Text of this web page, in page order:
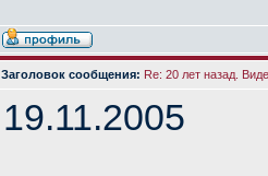
Заголовок сообщения: Re: 20 лет назад.
19.11.2005